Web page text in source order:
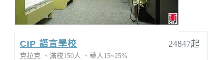
CIP 語言學校 24847起
克拉克 滿校150人
華人15~25%